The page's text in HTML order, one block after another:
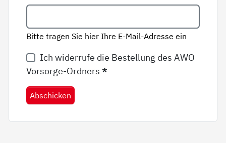
Bitte tragen Sie hier Ihre E-Mail-Adresse ein
Ich widerrufe die Bestellung des AWO
Vorsorge-Ordners*
Abschicken